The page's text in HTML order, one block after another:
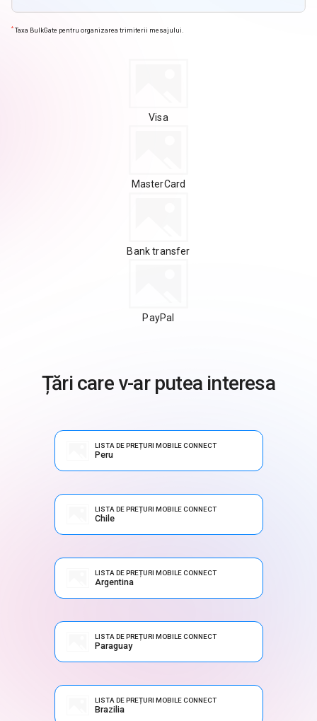
* Taxa BulkGate pentru organizarea trimiterii mesajului.
Visa
MasterCard
Bank transfer
PayPal
Țări care v-ar putea interesa
LISTA DE PREȚURI MOBILE CONNECT
Peru
LISTA DE PREȚURI MOBILE CONNECT
Chile
LISTA DE PREȚURI MOBILE CONNECT
Argentina
LISTA DE PREȚURI MOBILE CONNECT
Paraguay
LISTA DE PREȚURI MOBILE CONNECT
Brazilia